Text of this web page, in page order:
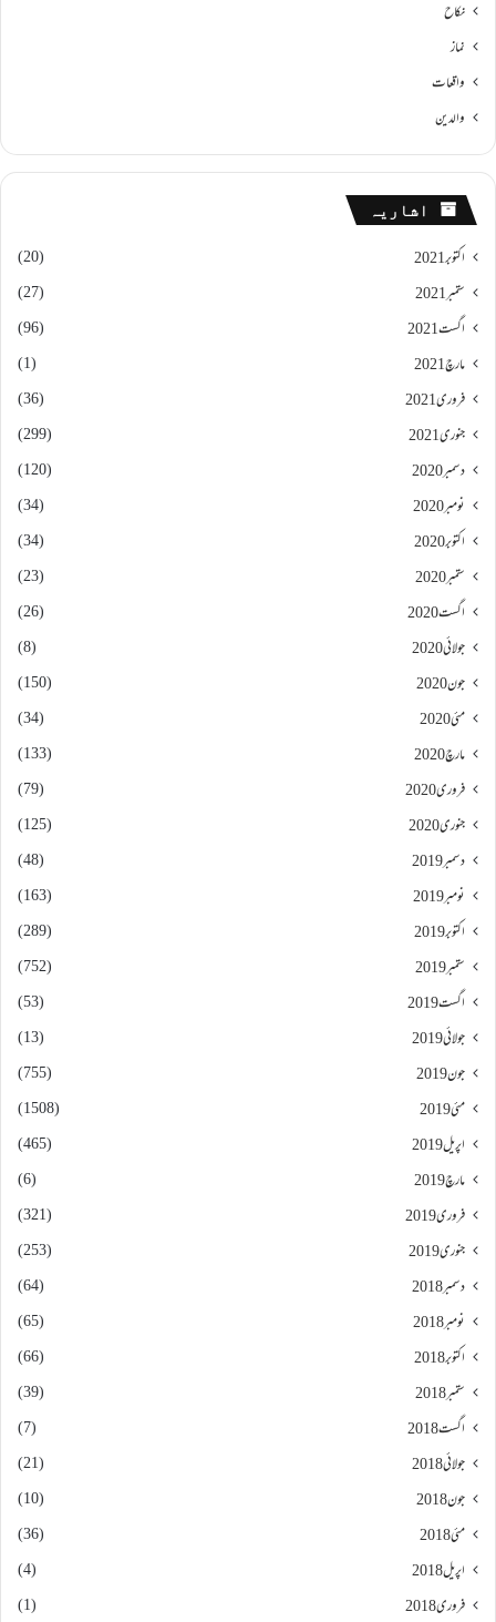
نکاح
نماز
واقعات
والدین
اشاریہ
اکتوبر 2021
(20)
ستمبر 2021
(27)
اگست 2021
(96)
مارچ 2021
(1)
فروری 2021
(36)
جنوری 2021
(299)
دسمبر 2020
(120)
نومبر 2020
(34)
اکتوبر 2020
(34)
ستمبر 2020
(23)
اگست 2020
(26)
جولائی 2020
(8)
جون 2020
(150)
مئی 2020
(34)
مارچ 2020
(133)
فروری 2020
(79)
جنوری 2020
(125)
دسمبر 2019
(48)
نومبر 2019
(163)
اکتوبر 2019
(289)
ستمبر 2019
(752)
اگست 2019
(53)
جولائی 2019
(13)
جون 2019
(755)
مئی 2019
(1508)
اپریل 2019
(465)
مارچ 2019
(6)
فروری 2019
(321)
جنوری 2019
(253)
دسمبر 2018
(64)
نومبر 2018
(65)
اکتوبر 2018
(66)
ستمبر 2018
(39)
اگست 2018
(7)
جولائی 2018
(21)
جون 2018
(10)
مئی 2018
(36)
اپریل 2018
(4)
فروری 2018
(1)